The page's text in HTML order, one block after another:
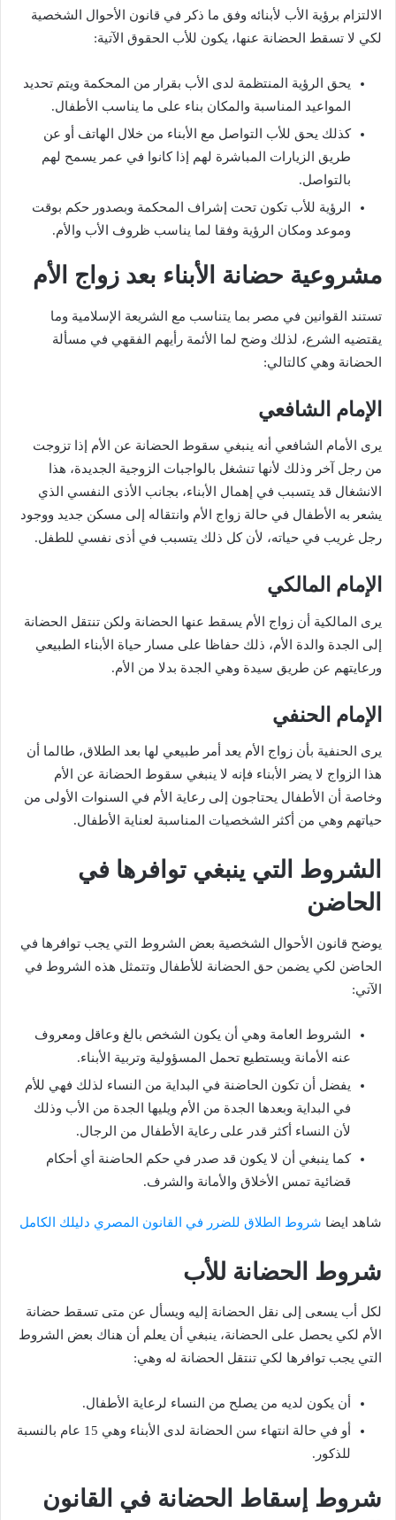
الالتزام برؤية الأب لأبنائه وفق ما ذكر في قانون الأحوال الشخصية
لكي لا تسقط الحضانة عنها، يكون للأب الحقوق الآتية:
يحق الرؤية المنتظمة لدى الأب بقرار من المحكمة ويتم تحديد
المواعيد المناسبة والمكان بناء على ما يناسب الأطفال.
كذلك يحق للأب التواصل مع الأبناء من خلال الهاتف أو عن
طريق الزيارات المباشرة لهم إذا كانوا في عمر يسمح لهم
بالتواصل.
الرؤية للأب تكون تحت إشراف المحكمة وبصدور حكم بوقت
وموعد ومكان الرؤية وفقا لما يناسب ظروف الأب والأم.
مشروعية حضانة الأبناء بعد زواج الأم
تستند القوانين في مصر بما يتناسب مع الشريعة الإسلامية وما
يقتضيه الشرع، لذلك وضح لما الأئمة رأيهم الفقهي في مسألة
الحضانة وهي كالتالي:
الإمام الشافعي
يرى الأمام الشافعي أنه ينبغي سقوط الحضانة عن الأم إذا تزوجت
من رجل آخر وذلك لأنها تنشغل بالواجبات الزوجية الجديدة، هذا
الانشغال قد يتسبب في إهمال الأبناء، بجانب الأذى النفسي الذي
يشعر به الأطفال في حالة زواج الأم وانتقاله إلى مسكن جديد ووجود
رجل غريب في حياته، لأن كل ذلك يتسبب في أذى نفسي للطفل.
الإمام المالكي
يرى المالكية أن زواج الأم يسقط عنها الحضانة ولكن تنتقل الحضانة
إلى الجدة والدة الأم، ذلك حفاظا على مسار حياة الأبناء الطبيعي
ورعايتهم عن طريق سيدة وهي الجدة بدلا من الأم.
الإمام الحنفي
يرى الحنفية بأن زواج الأم يعد أمر طبيعي لها بعد الطلاق، طالما أن
هذا الزواج لا يضر الأبناء فإنه لا ينبغي سقوط الحضانة عن الأم
وخاصة أن الأطفال يحتاجون إلى رعاية الأم في السنوات الأولى من
حياتهم وهي من أكثر الشخصيات المناسبة لعناية الأطفال.
الشروط التي ينبغي توافرها في
الحاضن
يوضح قانون الأحوال الشخصية بعض الشروط التي يجب توافرها في
الحاضن لكي يضمن حق الحضانة للأطفال وتتمثل هذه الشروط في
الآتي:
الشروط العامة وهي أن يكون الشخص بالغ وعاقل ومعروف
عنه الأمانة ويستطيع تحمل المسؤولية وتربية الأبناء.
يفضل أن تكون الحاضنة في البداية من النساء لذلك فهي للأم
في البداية وبعدها الجدة من الأم ويليها الجدة من الأب وذلك
لأن النساء أكثر قدر على رعاية الأطفال من الرجال.
كما ينبغي أن لا يكون قد صدر في حكم الحاضنة أي أحكام
قضائية تمس الأخلاق والأمانة والشرف.
شاهد ايضا شروط الطلاق للضرر في القانون المصري دليلك الكامل
شروط الحضانة للأب
لكل أب يسعى إلى نقل الحضانة إليه ويسأل عن متى تسقط حضانة
الأم لكي يحصل على الحضانة، ينبغي أن يعلم أن هناك بعض الشروط
التي يجب توافرها لكي تنتقل الحضانة له وهي:
أن يكون لديه من يصلح من النساء لرعاية الأطفال.
أو في حالة انتهاء سن الحضانة لدى الأبناء وهي 15 عام بالنسبة
للذكور.
شروط إسقاط الحضانة في القانون